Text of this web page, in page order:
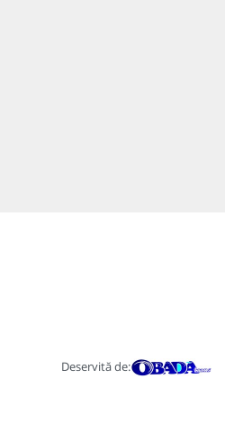
Deservită de: